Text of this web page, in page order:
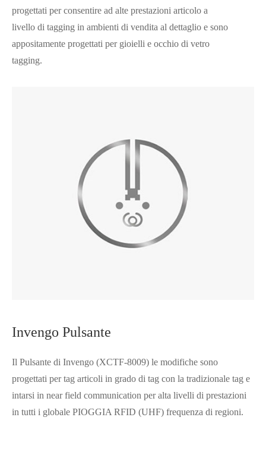
progettati per consentire ad alte prestazioni articolo a
livello di tagging in ambienti di vendita al dettaglio e sono
appositamente progettati per gioielli e occhio di vetro
tagging.
Invengo Pulsante
Il Pulsante di Invengo (XCTF-8009) le modifiche sono
progettati per tag articoli in grado di tag con la tradizionale tag e
intarsi in near field communication per alta livelli di prestazioni
in tutti i globale PIOGGIA RFID (UHF) frequenza di regioni.